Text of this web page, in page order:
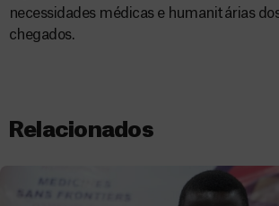
necessidades médicas e humanitárias
chegados.
Relacionados